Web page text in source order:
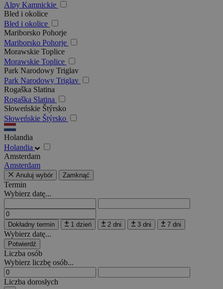
Alpy Kamnickie
Bled i okolice
Bled i okolice
Mariborsko Pohorje
Mariborsko Pohorje
Morawskie Toplice
Morawskie Toplice
Park Narodowy Triglav
Park Narodowy Triglav
Rogaška Slatina
Rogaška Slatina
Słoweńskie Štýrsko
Słoweńskie Štýrsko
Holandia
Holandia
Amsterdam
Amsterdam
Anuluj wybór Zamknąć
Termin
Wybierz datę...
Dokładny termin 1 dzień 2 dni 3 dni 7 dni
Wybierz datę...
Potwierdź
Liczba osób
Wybierz liczbę osób...
Liczba dorosłych